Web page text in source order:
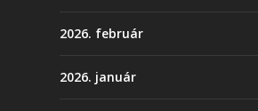
2026. február
2026. január